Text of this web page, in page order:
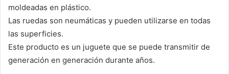
moldeadas en plástico.
Las ruedas son neumáticas y pueden utilizarse en todas
las superficies.
Este producto es un juguete que se puede transmitir de
generación en generación durante años.